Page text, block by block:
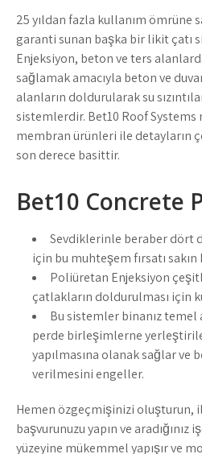
25 yıldan fazla kullanım ömrüne
garanti sunan başka bir likit çatı
Enjeksiyon, beton ve ters
sağlamak amacıyla beton ve
alanların doldurularak su
sistemlerdir. Bet10 Roof
membran ürünleri ile detayların
son derece basittir.
Bet10 Concrete
Sevdiklerinle beraber dört
için bu muhteşem fırsatı sakın
Poliüretan Enjeksiyon
çatlakların doldurulması için
Bu sistemler binanız temel
perde birleşimlerne
yapılmasına olanak sağlar ve
verilmesini engeller.
Hemen özgeçmişinizi oluşturun,
başvurunuzu yapın ve aradığınız
yüzeyine mükemmel yapışır ve